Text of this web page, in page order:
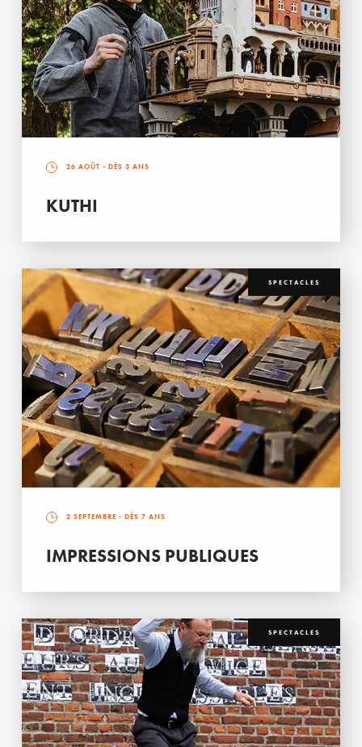
26 AOÛT - DÈS 3 ANS
KUTHI
SPECTACLES
2 SEPTEMBRE - DÈS 7 ANS
IMPRESSIONS PUBLIQUES
SPECTACLES